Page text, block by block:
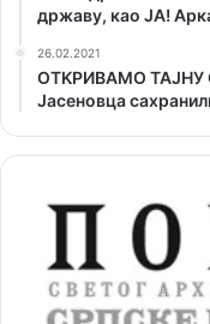
државу, као ЈА!
26.02.2021
ОТKРИВАМО ТАЈНУ
Јасеновца